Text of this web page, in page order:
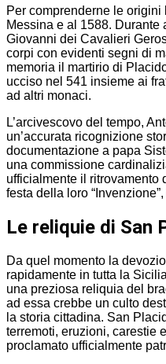
Per comprenderne le origini
Messina e al 1588.
Giovanni dei Cavalieri
corpi con evidenti segni di
memoria il martirio di
ucciso nel 541 insieme ai
ad altri monaci.
L’arcivescovo del tempo,
un’accurata ricognizione
documentazione a papa
una commissione
ufficialmente il ritrovamento
festa della loro
Le reliquie di San
Da quel momento la
rapidamente in tutta la
una preziosa reliquia del
ad essa crebbe un culto
la storia cittadina. San
terremoti, eruzioni, carestie
proclamato ufficialmente